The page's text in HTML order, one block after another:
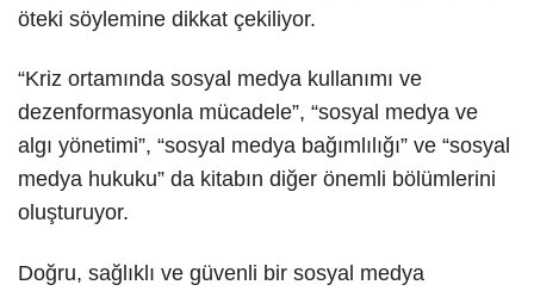
öteki söylemine dikkat çekiliyor.
“Kriz ortamında sosyal medya kullanımı ve
dezenformasyonla mücadele”, “sosyal medya ve
algı yönetimi”, “sosyal medya bağımlılığı” ve “sosyal
medya hukuku” da kitabın diğer önemli bölümlerini
oluşturuyor.
Doğru, sağlıklı ve güvenli bir sosyal medya